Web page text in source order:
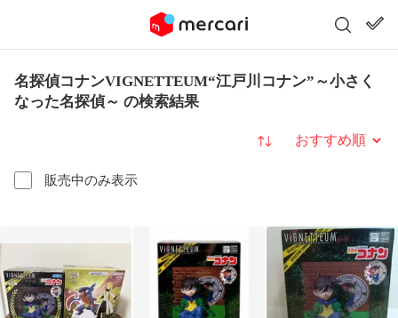
名探偵コナンVIGNETTEUM“江戸川コナン”～小さく
なった名探偵～ の検索結果
販売中のみ表示
並び替え